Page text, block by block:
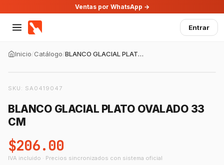
Ventas por WhatsApp →
Entrar
Inicio/Catálogo/ BLANCO GLACIAL PLATO OVALADO 33 CM
SKU: SA0419047
BLANCO GLACIAL PLATO OVALADO 33
CM
$206.00
IVA incluido · Precios sincronizados con sistema oficial
GastroBot